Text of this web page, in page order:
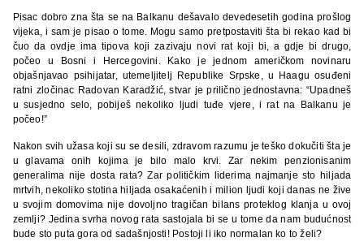
Pisac dobro zna šta se na Balkanu dešavalo devedesetih godina prošlog
vijeka, i sam je pisao o tome. Mogu samo pretpostaviti šta bi rekao kad bi
čuo da ovdje ima tipova koji zazivaju novi rat koji bi, a gdje bi drugo,
počeo u Bosni i Hercegovini. Kako je jednom američkom novinaru
objašnjavao psihijatar, utemeljitelj Republike Srpske, u Haagu osuđeni
ratni zločinac Radovan Karadžić, stvar je prilično jednostavna: “Upadneš
u susjedno selo, pobiješ nekoliko ljudi tuđe vjere, i rat na Balkanu je
počeo!”
Nakon svih užasa koji su se desili, zdravom razumu je teško dokučiti šta je
u glavama onih kojima je bilo malo krvi. Zar nekim penzionisanim
generalima nije dosta rata? Zar političkim liderima najmanje sto hiljada
mrtvih, nekoliko stotina hiljada osakaćenih i milion ljudi koji danas ne žive
u svojim domovima nije dovoljno tragičan bilans proteklog klanja u ovoj
zemlji? Jedina svrha novog rata sastojala bi se u tome da nam budućnost
bude sto puta gora od sadašnjosti! Postoji li iko normalan ko to želi?